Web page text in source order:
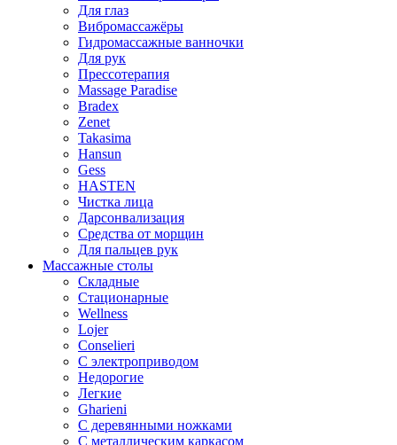
Для глаз
Вибромассажёры
Гидромассажные ванночки
Для рук
Прессотерапия
Massage Paradise
Bradex
Zenet
Takasima
Hansun
Gess
HASTEN
Чистка лица
Дарсонвализация
Средства от морщин
Для пальцев рук
Массажные столы
Складные
Стационарные
Wellness
Lojer
Conselieri
С электроприводом
Недорогие
Легкие
Gharieni
С деревянными ножками
С металлическим каркасом